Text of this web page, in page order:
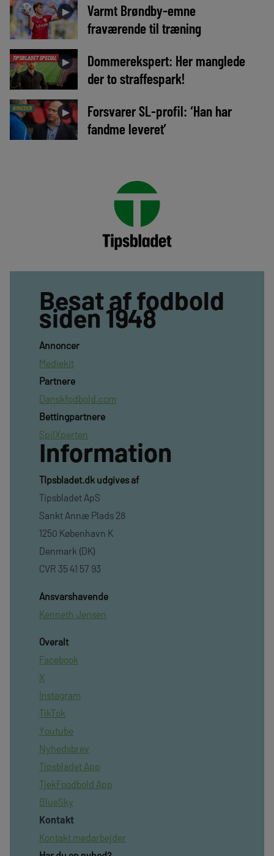
►
Varmt Brøndby-emne
fraværende til træning
TIPSBLADET SPECIAL ►
Dommerekspert: Her manglede
der to straffespark!
NYHEDER ►
Forsvarer SL-profil: ‘Han har
fandme leveret’
Besat af fodbold
siden 1948
Annoncer
Mediekit
Partnere
Danskfodbold.com
Bettingpartnere
SpilXperten
Information
TIpsbladet.dk udgives af
Tipsbladet ApS
Sankt Annæ Plads 28
1250 København K
Denmark (DK)
CVR 35 41 57 93
Ansvarshavende
Kenneth Jensen
Overalt
Facebook
X
Instagram
TikTok
Youtube
Nyhedsbrev
Tipsbladet App
TjekFoodbold App
BlueSky
Kontakt
Kontakt medarbejder